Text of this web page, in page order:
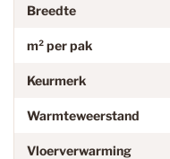
Breedte
m² per pak
Keurmerk
Warmteweerstand
Vloerverwarming